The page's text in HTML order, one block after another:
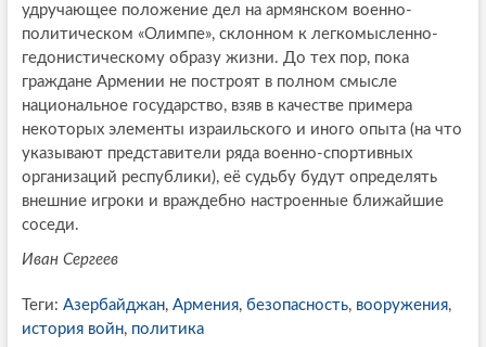
удручающее положение дел на армянском военно-
политическом «Олимпе», склонном к легкомысленно-
гедонистическому образу жизни. До тех пор, пока
граждане Армении не построят в полном смысле
национальное государство, взяв в качестве примера
некоторых элементы израильского и иного опыта (на что
указывают представители ряда военно-спортивных
организаций республики), её судьбу будут определять
внешние игроки и враждебно настроенные ближайшие
соседи.
Иван Сергеев
Теги: Азербайджан, Армения, безопасность, вооружения,
история войн, политика